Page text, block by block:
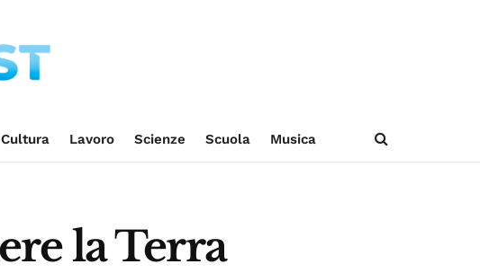
Cultura Lavoro Scienze Scuola Musica
la Terra